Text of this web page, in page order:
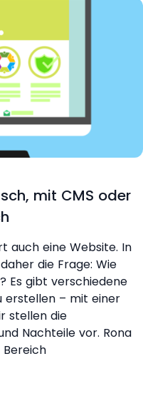
mit CMS oder
auch eine Website. In
die Frage: Wie
Es gibt verschiedene
erstellen – mit einer
stellen die
Nachteile vor. Rona
Bereich